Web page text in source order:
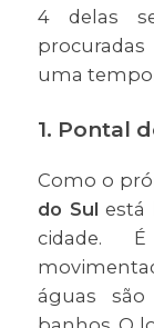
4 delas
uma
1. Pontal
Como o
do Sul está
cidade.
águas